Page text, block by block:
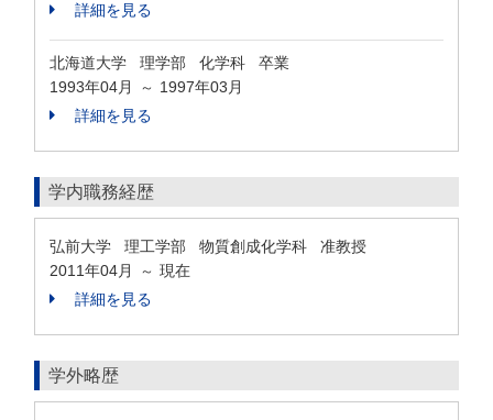
詳細を見る
北海道大学 理学部 化学科 卒業
1993年04月
～ 1997年03月
詳細を見る
学内職務経歴
弘前大学 理工学部 物質創成化学科 准教授
2011年04月
～ 現在
詳細を見る
学外略歴